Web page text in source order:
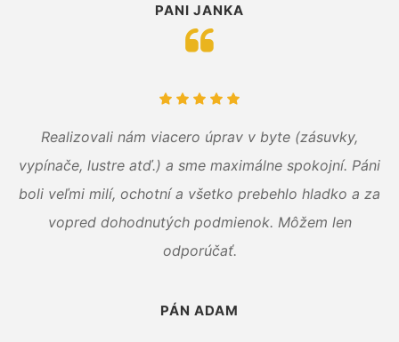
PANI JANKA
Realizovali nám viacero úprav v byte (zásuvky,
vypínače, lustre atď.) a sme maximálne spokojní. Páni
boli veľmi milí, ochotní a všetko prebehlo hladko a za
vopred dohodnutých podmienok. Môžem len
odporúčať.
PÁN ADAM